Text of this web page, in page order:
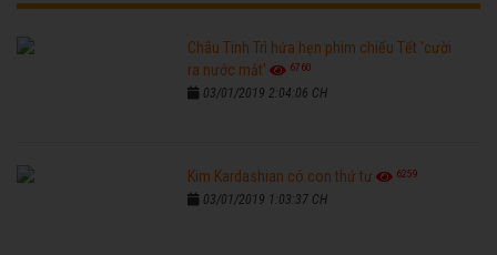
Châu Tinh Trì hứa hẹn phim chiếu Tết 'cười
ra nước mắt'
6760
03/01/2019 2:04:06 CH
Kim Kardashian có con thứ tư 6259
03/01/2019 1:03:37 CH